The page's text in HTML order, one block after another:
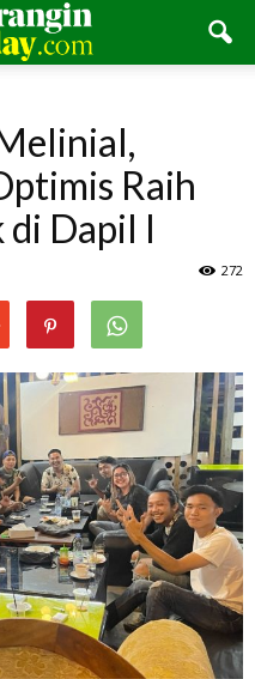
Raih
di Dapil I
272